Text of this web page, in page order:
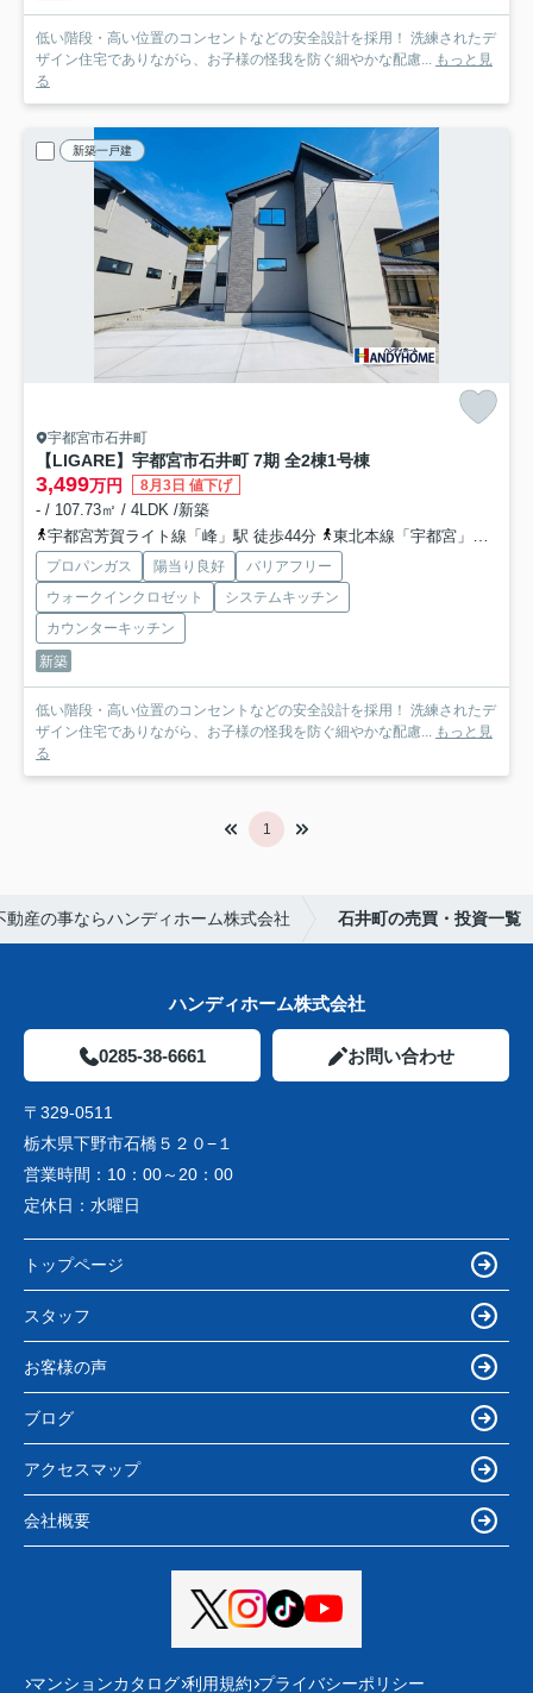
低い階段・高い位置のコンセントなどの安全設計を採用！ 洗練されたデ
ザイン住宅でありながら、お子様の怪我を防ぐ細やかな配慮... もっと見
る
新築一戸建
宇都宮市石井町
【LIGARE】宇都宮市石井町 7期 全2棟1号棟
3,499万円 8月3日 値下げ
- / 107.73㎡ / 4LDK /新築
宇都宮芳賀ライト線「峰」駅 徒歩44分
東北本線「宇都宮」駅 徒歩52分
プロパンガス 陽当り良好
バリアフリー
ウォークインクロゼット
システムキッチン
カウンターキッチン
新築
低い階段・高い位置のコンセントなどの安全設計を採用！ 洗練されたデ
ザイン住宅でありながら、お子様の怪我を防ぐ細やかな配慮... もっと見
る
1
動産の事ならハンディホーム株式会社 石井町の売買・投資一覧
ハンディホーム株式会社
0285-38-6661 お問い合わせ
〒329-0511
栃木県下野市石橋５２０−１
営業時間： 10：00～20：00
定休日： 水曜日
トップページ
スタッフ
お客様の声
ブログ
アクセスマップ
会社概要
マンションカタログ 利用規約 プライバシーポリシー